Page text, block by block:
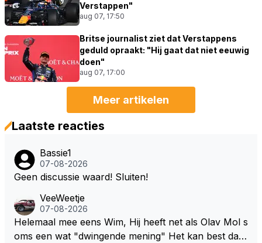
Verstappen"
aug 07, 17:50
Britse journalist ziet dat Verstappens
geduld opraakt: "Hij gaat dat niet eeuwig
doen"
aug 07, 17:00
Meer artikelen
Laatste reacties
Bassie1
07-08-2026
Geen discussie waard! Sluiten!
VeeWeetje
07-08-2026
Helemaal mee eens Wim, Hij heeft net als Olav Mol s
oms een wat "dwingende mening" Het kan best dat